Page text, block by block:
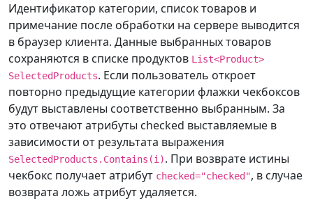
Идентификатор категории, список товаров и
примечание после обработки на сервере выводится
в браузер клиента. Данные выбранных товаров
сохраняются в списке продуктов List<Product>
SelectedProducts. Если пользователь откроет
повторно предыдущие категории флажки чекбоксов
будут выставлены соответственно выбранным. За
это отвечают атрибуты checked выставляемые в
зависимости от результата выражения
SelectedProducts.Contains(i). При возврате истины
чекбокс получает атрибут checked="checked", в случае
возврата ложь атрибут удаляется.